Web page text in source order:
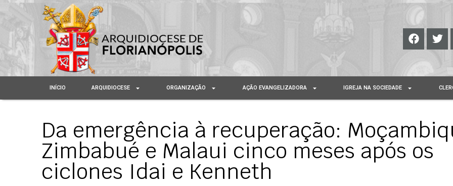
INÍCIO ARQUIDIOCESE ORGANIZAÇÃO AÇÃO EVANGELIZADORA IGREJA NA SOCIEDADE
Da emergência à recuperação:
Zimbabué e Malaui cinco meses após os
ciclones Idai e Kenneth